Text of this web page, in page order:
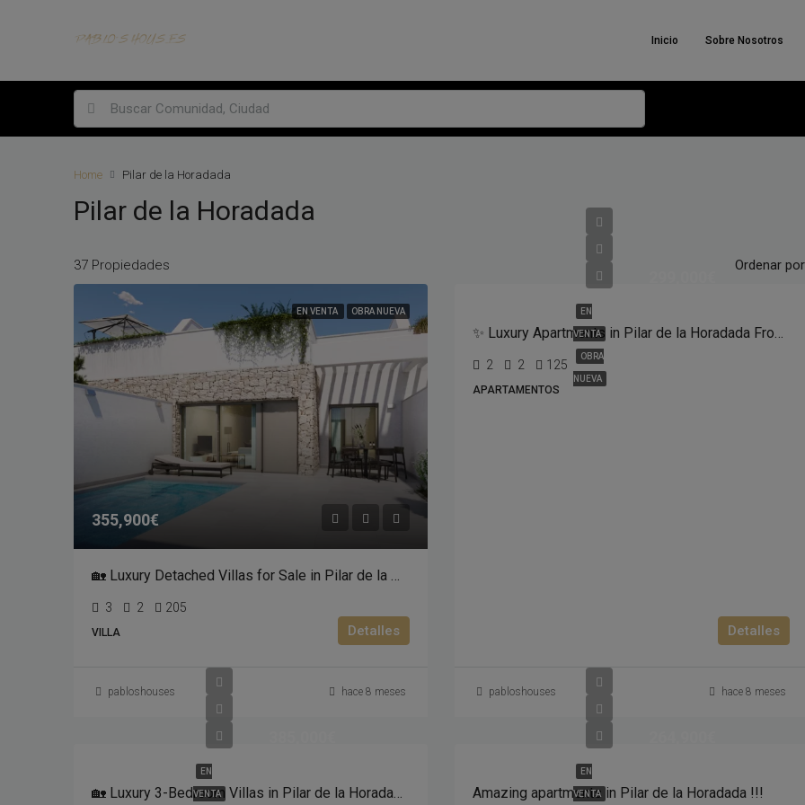
Inicio Sobre Nosotros
Home Pilar de la Horadada
Pilar de la Horadada
37 Propiedades Ordenar
EN VENTA OBRA NUEVA
355,900€
🏡 Luxury Detached Villas for Sale in Pilar de la Horadada | Private Pool
3 2 205
VILLA Detalles
pabloshouses hace 8 meses
EN
VENTA
OBRA
NUEVA
✨ Luxury Apartments in Pilar de la Horadada From Just €299,000 — A Lifestyle of Sun, Comfort & Elegance ✨
2 2 125
APARTAMENTOS
Detalles
pabloshouses hace 8 meses
EN
VENTA 🏡 Luxury 3-Bedroom Villas in Pilar de la Horadada – From €385,000
EN
VENTA
Amazing apartments in Pilar de la Horadada !!!